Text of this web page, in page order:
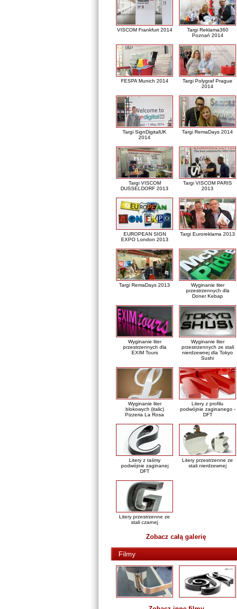
VISCOM Frankfurt 2014
Targi Reklama360
Poznań 2014
FESPA Munich 2014
Targi Polygraf Prague
2014
Targi SignDigitalUK
2014
Targi RemaDays 2014
Targi VISCOM
DUSSELDORF 2013
Targi VISCOM PARIS
2013
EUROPEAN SIGN
EXPO London 2013
Targi Euroreklama 2013
Targi RemaDays 2013
Wyginanie liter
przestrzennych dla
Doner Kebap
Wyginanie liter
przestrzennych dla
EXIM Tours
Wyginanie liter
przestrzennych ze stali
nierdzewnej dla Tokyo
Sushi
Wyginanie liter
blokowych (italic)
Pizzeria La Rosa
Litery z profilu
podwójnie zaginanego -
DFT
Litery z taśmy
podwójnie zaginanej
DFT
Litery przestrzenne ze
stali nierdzewnej
Litery przestrzenne ze
stali czarnej
Zobacz całą galerię
Filmy